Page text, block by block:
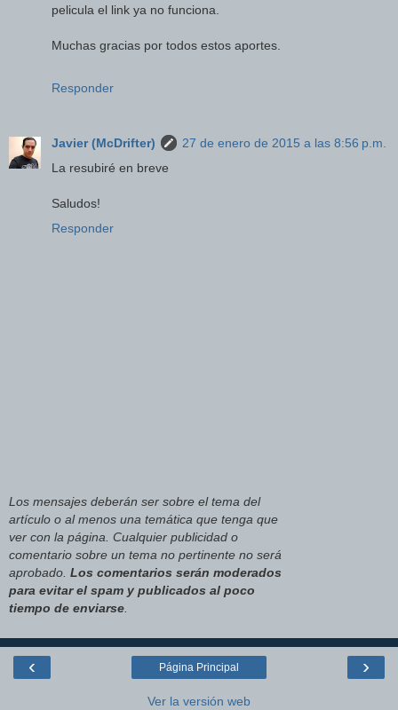
pelicula el link ya no funciona.
Muchas gracias por todos estos aportes.
Responder
Javier (McDrifter)
27 de enero de 2015 a las 8:56 p.m.
La resubiré en breve
Saludos!
Responder
Los mensajes deberán ser sobre el tema del
artículo o al menos una temática que tenga que
ver con la página. Cualquier publicidad o
comentario sobre un tema no pertinente no será
aprobado. Los comentarios serán moderados
para evitar el spam y publicados al poco
tiempo de enviarse
‹ ›
Página Principal
Ver la versión web